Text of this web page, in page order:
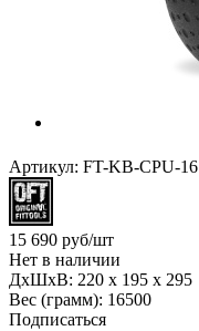
Артикул: FT-KB-CPU-16
15 690 руб/шт
Нет в наличии
ДхШхВ: 220 x 195 x 295
Вес (грамм): 16500
Подписаться